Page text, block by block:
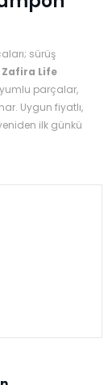
sürüş
Zafira Life
parçalar,
Uygun fiyatlı,
ilk günkü